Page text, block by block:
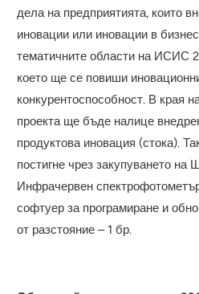
дела на предприятията, които
иновации или иновации в
тематичните области на ИСИС
което ще се повиши
конкурентоспособност. В края
проекта ще бъде налице
продуктова иновация (стока).
постигне чрез закупуването
Инфрачервен
софтуер за програмиране и
от разстояние – 1 бр.